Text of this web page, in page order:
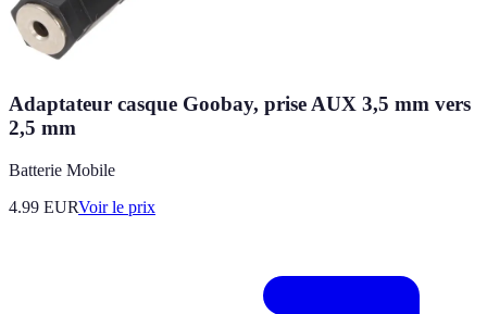
Adaptateur casque Goobay, prise AUX 3,5 mm vers
2,5 mm
Batterie Mobile
4.99 EURVoir le prix